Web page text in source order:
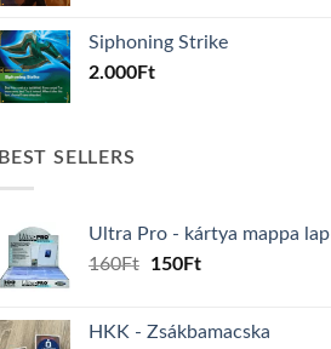
Siphoning Strike
2.000Ft
BEST SELLERS
Ultra Pro - kártya mappa lap
160Ft
Original
160Ft.
150FtCurrent
150Ft.
HKK - Zsákbamacska